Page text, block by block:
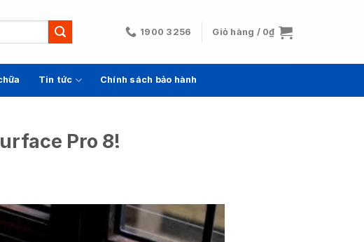
1900 3256 Giỏ hàng / 0₫
Tin tức Chính sách bảo hành
Pro 8!